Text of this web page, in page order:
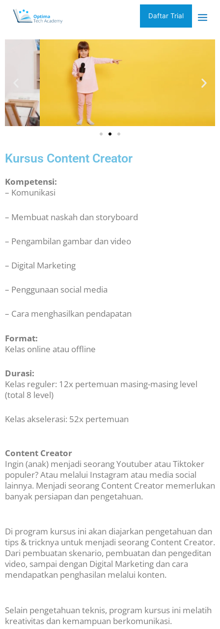
Daftar Trial
Kursus Content Creator
Kompetensi:
– Komunikasi
– Membuat naskah dan storyboard
– Pengambilan gambar dan video
– Digital Marketing
– Penggunaan social media
– Cara menghasilkan pendapatan
Format:
Kelas online atau offline
Durasi:
Kelas reguler: 12x pertemuan masing-masing level
(total 8 level)
Kelas akselerasi: 52x pertemuan
Content Creator
Ingin (anak) menjadi seorang Youtuber atau Tiktoker
populer? Atau melalui Instagram atau media social
lainnya. Menjadi seorang Content Creator memerlukan
banyak persiapan dan pengetahuan.
Di program kursus ini akan diajarkan pengetahuan dan
tips & tricknya untuk menjadi seorang Content Creator.
Dari pembuatan skenario, pembuatan dan pengeditan
video, sampai dengan Digital Marketing dan cara
mendapatkan penghasilan melalui konten.
Selain pengetahuan teknis, program kursus ini melatih
kreativitas dan kemampuan berkomunikasi.